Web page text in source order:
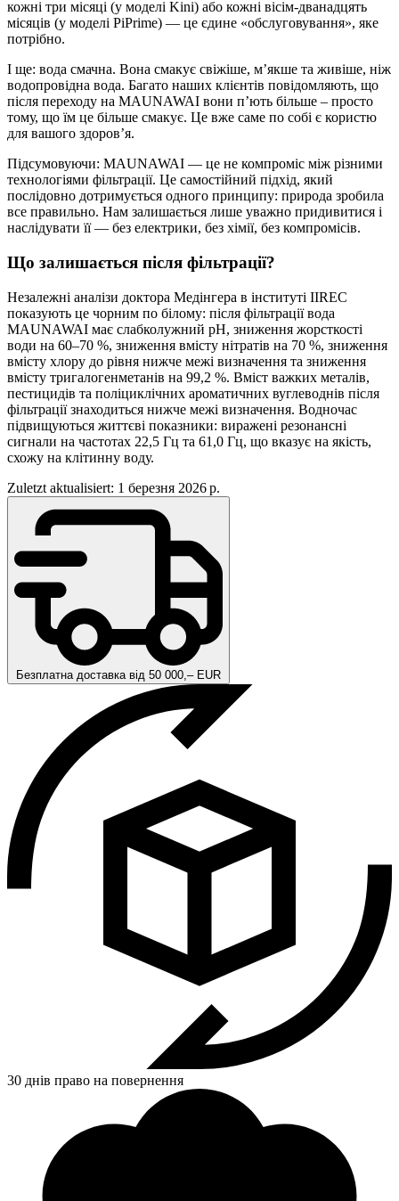
кожні три місяці (у моделі Kini) або кожні вісім-дванадцять
місяців (у моделі PiPrime) — це єдине «обслуговування», яке
потрібно.
І ще: вода смачна. Вона смакує свіжіше, м’якше та живіше, ніж
водопровідна вода. Багато наших клієнтів повідомляють, що
після переходу на MAUNAWAI вони п’ють більше – просто
тому, що їм це більше смакує. Це вже саме по собі є користю
для вашого здоров’я.
Підсумовуючи: MAUNAWAI — це не компроміс між різними
технологіями фільтрації. Це самостійний підхід, який
послідовно дотримується одного принципу: природа зробила
все правильно. Нам залишається лише уважно придивитися і
наслідувати її — без електрики, без хімії, без компромісів.
Що залишається після фільтрації?
Незалежні аналізи доктора Медінгера в інституті IIREC
показують це чорним по білому: після фільтрації вода
MAUNAWAI має слабколужний рН, зниження жорсткості
води на 60–70 %, зниження вмісту нітратів на 70 %, зниження
вмісту хлору до рівня нижче межі визначення та зниження
вмісту тригалогенметанів на 99,2 %. Вміст важких металів,
пестицидів та поліциклічних ароматичних вуглеводнів після
фільтрації знаходиться нижче межі визначення. Водночас
підвищуються життєві показники: виражені резонансні
сигнали на частотах 22,5 Гц та 61,0 Гц, що вказує на якість,
схожу на клітинну воду.
Zuletzt aktualisiert: 1 березня 2026 р.
Безплатна доставка від 50 000,– EUR
30 днів право на повернення